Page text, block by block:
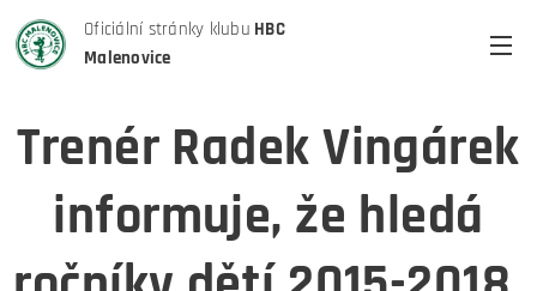
Oficiální stránky klubu HBC
Malenovice
Trenér Radek Vingárek
informuje, že hledá